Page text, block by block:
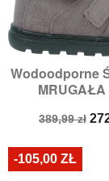
Wodoodporne
MRUGAŁA
Cena
389,99 zł
-105,00 ZŁ